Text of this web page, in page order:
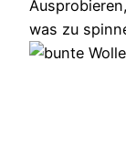
was zu